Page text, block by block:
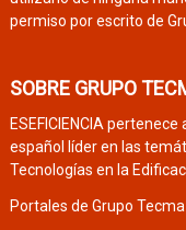
permiso por escrito de
SOBRE GRUPO
ESEFICIENCIA pertenece
español líder en las
Tecnologías en la
Portales de Grupo Tecma